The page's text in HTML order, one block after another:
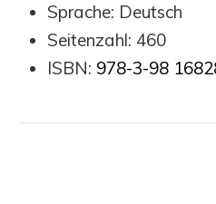
Sprache: Deutsch
Seitenzahl: 460
ISBN: 978-3-98